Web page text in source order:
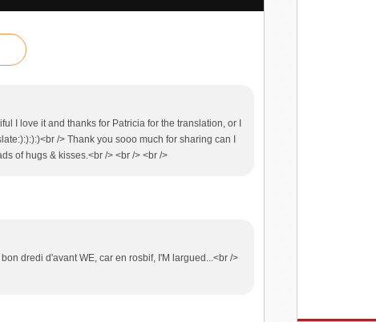
I love it and thanks for Patricia for the translation, or I
/> Thank you sooo much for sharing can I
of hugs & kisses.<br /> <br /> <br />
dredi d'avant WE, car en rosbif, I'M largued...<br />